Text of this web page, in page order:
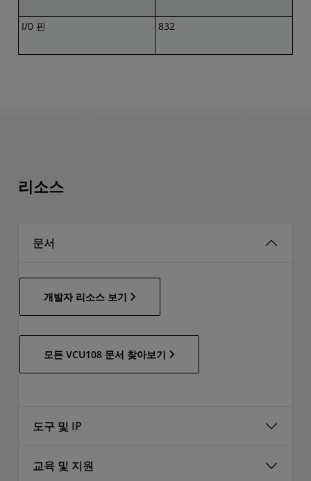
I/0 핀 832
리소스
문서
개발자 리소스 보기
모든 VCU108 문서 찾아보기
도구 및 IP
교육 및 지원